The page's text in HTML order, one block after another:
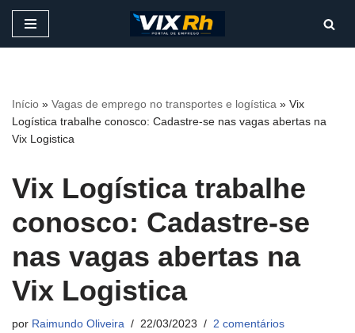
conteúdo
Início » Vagas de emprego no transportes e logística » Vix
Logística trabalhe conosco: Cadastre-se nas vagas abertas na
Vix Logistica
Vix Logística trabalhe
conosco: Cadastre-se
nas vagas abertas na
Vix Logistica
por Raimundo Oliveira 22/03/2023 2 comentários